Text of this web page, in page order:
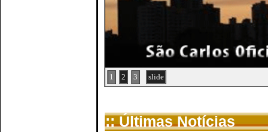
1 2 3 slide
:: Últimas Notícias